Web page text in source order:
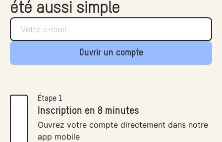
été aussi simple
Ouvrir un compte
Étape 1
Inscription en 8 minutes
Ouvrez votre compte directement dans notre
app mobile